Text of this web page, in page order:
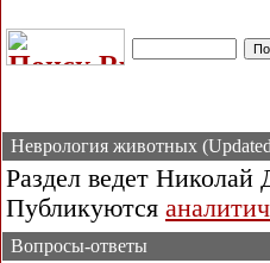
Неврология животных
Раздел ведет Николай
Публикуются
Вопросы-ответы